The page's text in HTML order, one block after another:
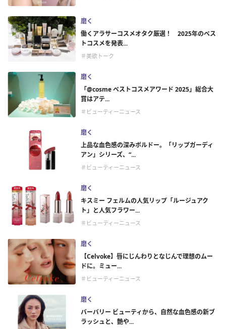
磨く
働くアラサーコスメオタク厳選！ 2025年のベス
トコスメを発表...
＃美欲トーク
磨く
「@cosme ベストコスメアワード 2025」総合大
賞はアテ...
＃ビューティーニュース
磨く
上品な血色感の深みボルドー。「リップガーディ
アン」シリーズ、“...
＃ビューティーニュース
磨く
キスミー フェルムの人気リップ「ルージュアク
ト」と人気フラワー...
＃ビューティーニュース
磨く
【Celvoke】唇にじんわりとなじんで理想のムー
ドに。ミュー...
＃ビューティーニュース
磨く
バーバリー ビューティから、自然な血色感の新ブ
ラッシュと、艶や...